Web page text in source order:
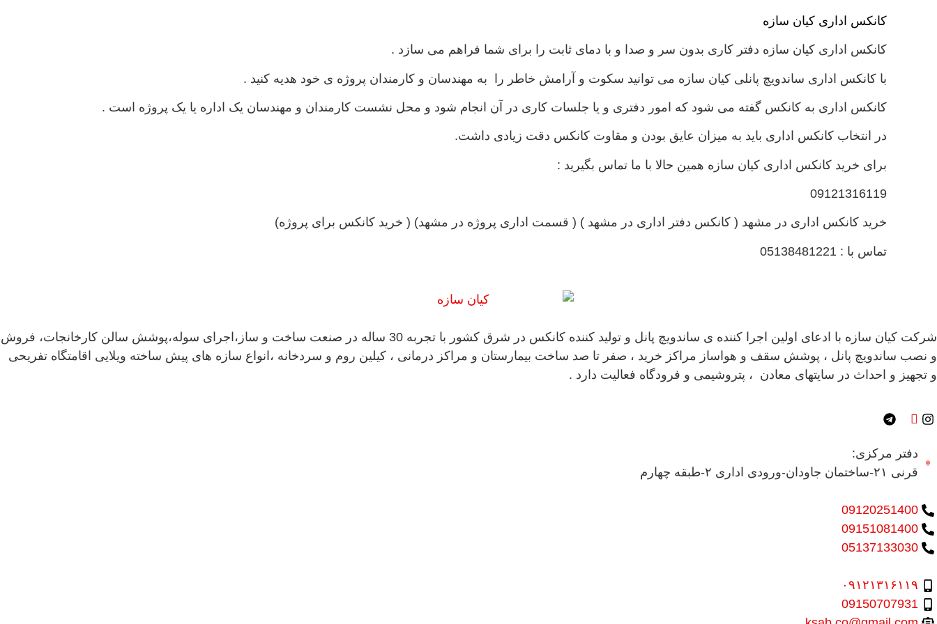
کانکس اداری کیان سازه
کانکس اداری کیان سازه دفتر کاری بدون سر و صدا و با دمای ثابت را برای شما فراهم می سازد .
با کانکس اداری ساندویچ پانلی کیان سازه می توانید سکوت و آرامش خاطر را به مهندسان و کارمندان پروژه ی خود هدیه کنید .
کانکس اداری به کانکس گفته می شود که امور دفتری و یا جلسات کاری در آن انجام شود و محل نشست کارمندان و مهندسان یک اداره یا یک پروژه است .
در انتخاب کانکس اداری باید به میزان عایق بودن و مقاوت کانکس دقت زیادی داشت.
برای خرید کانکس اداری کیان سازه همین حالا با ما تماس بگیرید :
09121316119
خرید کانکس اداری در مشهد ( کانکس دفتر اداری در مشهد ) ( قسمت اداری پروژه در مشهد) ( خرید کانکس برای پروژه)
تماس با : 05138481221
شرکت کیان سازه با ادعای اولین اجرا کننده ی ساندویچ پانل و تولید کننده کانکس در شرق کشور با تجربه 30 ساله در صنعت ساخت و ساز،اجرای سوله،پوشش سالن کارخانجات، فروش
و نصب ساندویچ پانل ، پوشش سقف و هواساز مراکز خرید ، صفر تا صد ساخت بیمارستان و مراکز درمانی ، کیلین روم و سردخانه ،انواع سازه های پیش ساخته ویلایی اقامتگاه تفریحی
و تجهیز و احداث در سایتهای معادن ، پتروشیمی و فرودگاه فعالیت دارد .
دفتر مرکزی:
قرنی ۲۱-ساختمان جاودان-ورودی اداری ۲-طبقه چهارم
09120251400
09151081400
05137133030
۰۹۱۲۱۳۱۶۱۱۹
09150707931